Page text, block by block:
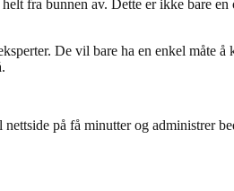
fra bunnen av. Dette er ikke bare
De vil bare ha en enkel måte
på få minutter og administrer